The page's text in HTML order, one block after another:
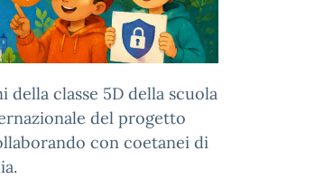
della classe 5D della scuola
del progetto
con coetanei di